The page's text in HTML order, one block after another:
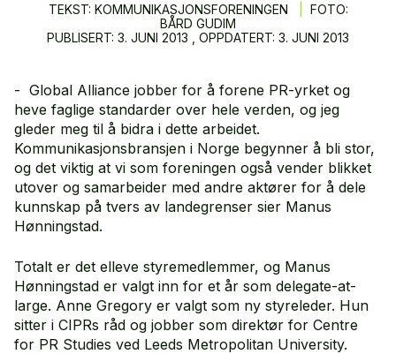
TEKST: KOMMUNIKASJONSFORENINGEN
FOTO:
BÅRD GUDIM
PUBLISERT: 3. JUNI 2013 , OPPDATERT: 3. JUNI 2013
- Global Alliance jobber for å forene PR-yrket og
heve faglige standarder over hele verden, og jeg
gleder meg til å bidra i dette arbeidet.
Kommunikasjonsbransjen i Norge begynner å bli stor,
og det viktig at vi som foreningen også vender blikket
utover og samarbeider med andre aktører for å dele
kunnskap på tvers av landegrenser sier Manus
Hønningstad.
Totalt er det elleve styremedlemmer, og Manus
Hønningstad er valgt inn for et år som delegate-at-
large. Anne Gregory er valgt som ny styreleder. Hun
sitter i CIPRs råd og jobber som direktør for Centre
for PR Studies ved Leeds Metropolitan University.